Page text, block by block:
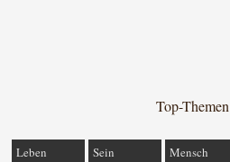
Top-Themen
Leben Sein Mensch